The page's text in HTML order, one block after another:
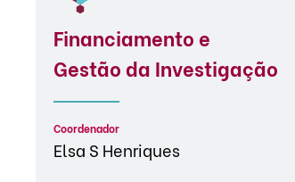
Financiamento e
Gestão da Investigação
Coordenador
Elsa S Henriques